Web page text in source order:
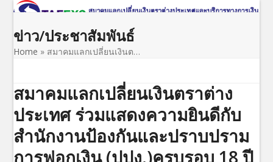
Skip
content
Open
mobile
menu
Close
mobile
menu
ข่าว/ประชาสัมพันธ์
Home » สมาคมแลกเปลี่ยนเงินต…
สมาคมแลกเปลี่ยนเงินตราต่าง
ประเทศ ร่วมแสดงความยินดีกับ
สำนักงานป้องกันและปราบปราม
การฟอกเงิน (ปปง.)ครบรอบ 18 ปี